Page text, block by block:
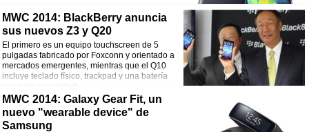
MWC 2014: BlackBerry anuncia
sus nuevos Z3 y Q20
El primero es un equipo touchscreen de 5
pulgadas fabricado por Foxconn y orientado a
mercados emergentes, mientras que el Q10
incluye teclado físico, trackpad y una batería
con gran capacidad.
MWC 2014: Galaxy Gear Fit, un
nuevo "wearable device" de
Samsung